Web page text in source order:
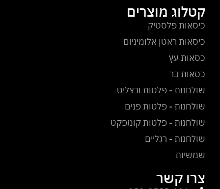
קטלוג מוצרים
כיסאות פלסטיק
כיסאות ראטן אלומיניום
כסאות עץ
כסאות בר
שולחנות - פלטות ורצליט
שולחנות - פלטות פנים
שולחנות - פלטות קומפקט
שולחנות - רגליים
שמשיות
צרו קשר